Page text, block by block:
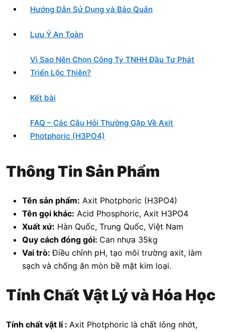
Hướng Dẫn Sử Dụng và Bảo Quản
Lưu Ý An Toàn
Vì Sao Nên Chọn Công Ty TNHH Đầu Tư Phát
Triển Lộc Thiên?
Kết bài
FAQ – Các Câu Hỏi Thường Gặp Về Axit
Photphoric (H3PO4)
Thông Tin Sản Phẩm
Tên sản phẩm: Axit Photphoric (H3PO4)
Tên gọi khác: Acid Phosphoric, Axit H3PO4
Xuất xứ: Hàn Quốc, Trung Quốc, Việt Nam
Quy cách đóng gói: Can nhựa 35kg
Vai trò:Điều chỉnh pH, tạo môi trường axit, làm
sạch và chống ăn mòn bề mặt kim loại.
Tính Chất Vật Lý và Hóa Học
Tính chất vật lí : Axit Photphoric là chất lỏng nhớt,